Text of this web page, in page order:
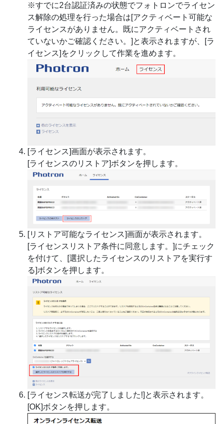
※すでに2台認証済みの状態でフォトロンでライセン
ス解除の処理を行った場合は[アクティベート可能な
ライセンスがありません。既にアクティベートされ
ていないかご確認ください。]と表示されますが、[ラ
イセンス]をクリックして作業を進めます。
[ライセンス]画面が表示されます。
[ライセンスのリストア]ボタンを押します。
[リストア可能なライセンス]画面が表示されます。
[ライセンスリストア条件に同意します。]にチェック
を付けて、[選択したライセンスのリストアを実行す
る]ボタンを押します。
[ライセンス転送が完了しました!]と表示されます。
[OK]ボタンを押します。